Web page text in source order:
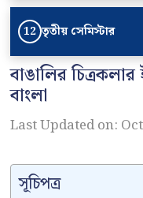
12 তৃতীয় সেমিস্টার
বাঙালির
বাংলা
Last Updated on:
সূচিপত্র